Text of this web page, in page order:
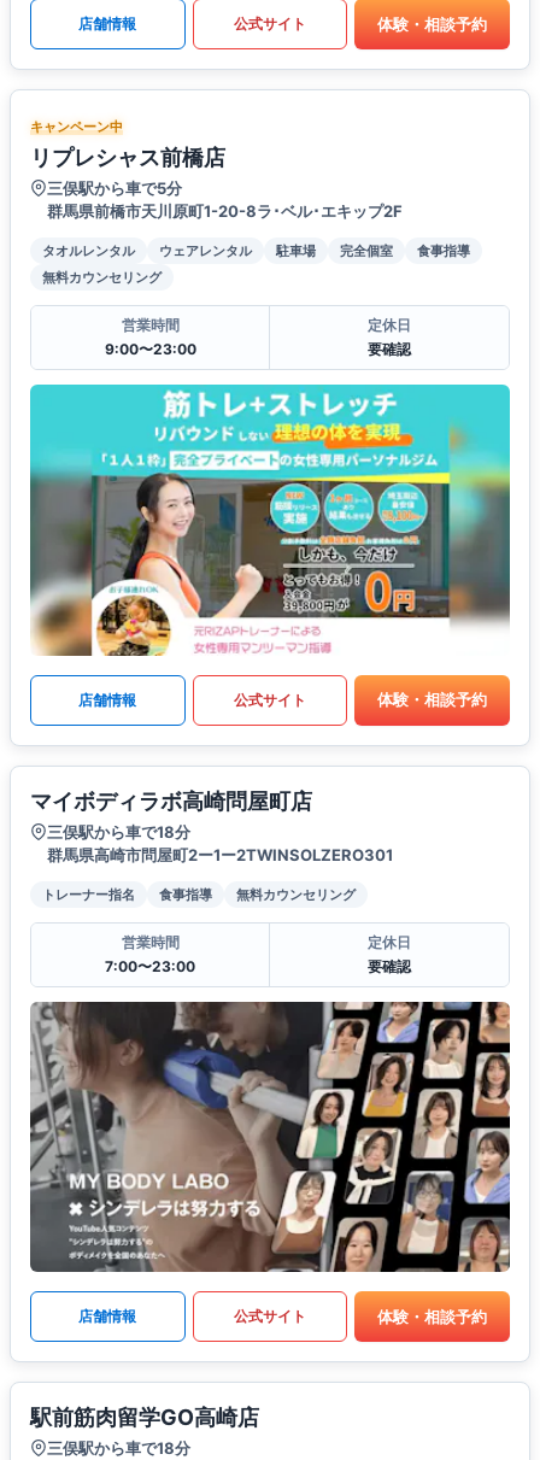
店舗情報 公式サイト 体験・相談予約
キャンペーン中
リプレシャス前橋店
三俣駅から車で5分
群馬県前橋市天川原町1-20-8ラ･ベル･エキップ2F
タオルレンタル ウェアレンタル 駐車場 完全個室
食事指導
無料カウンセリング
営業時間
9:00〜23:00
定休日
要確認
店舗情報 公式サイト 体験・相談予約
マイボディラボ高崎問屋町店
三俣駅から車で18分
群馬県高崎市問屋町2ー1ー2TWINSOLZERO301
トレーナー指名 食事指導 無料カウンセリング
営業時間
7:00〜23:00
定休日
要確認
店舗情報 公式サイト 体験・相談予約
駅前筋肉留学GO高崎店
三俣駅から車で18分